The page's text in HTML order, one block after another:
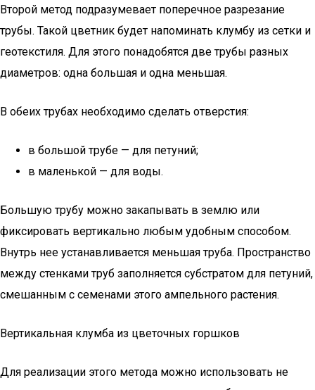
Второй метод подразумевает поперечное разрезание
трубы. Такой цветник будет напоминать клумбу из сетки и
геотекстиля. Для этого понадобятся две трубы разных
диаметров: одна большая и одна меньшая.
В обеих трубах необходимо сделать отверстия:
в большой трубе — для петуний;
в маленькой — для воды.
Большую трубу можно закапывать в землю или
фиксировать вертикально любым удобным способом.
Внутрь нее устанавливается меньшая труба. Пространство
между стенками труб заполняется субстратом для петуний,
смешанным с семенами этого ампельного растения.
Вертикальная клумба из цветочных горшков
Для реализации этого метода можно использовать не